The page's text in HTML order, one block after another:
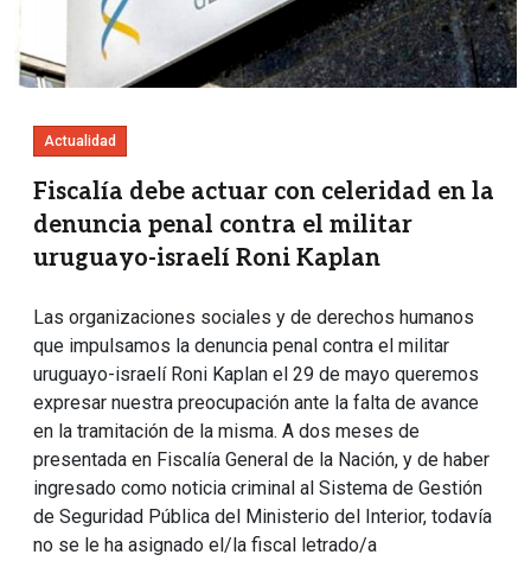
Actualidad
Fiscalía debe actuar con celeridad en la
denuncia penal contra el militar
uruguayo-israelí Roni Kaplan
Las organizaciones sociales y de derechos humanos
que impulsamos la denuncia penal contra el militar
uruguayo-israelí Roni Kaplan el 29 de mayo queremos
expresar nuestra preocupación ante la falta de avance
en la tramitación de la misma. A dos meses de
presentada en Fiscalía General de la Nación, y de haber
ingresado como noticia criminal al Sistema de Gestión
de Seguridad Pública del Ministerio del Interior, todavía
no se le ha asignado el/la fiscal letrado/a